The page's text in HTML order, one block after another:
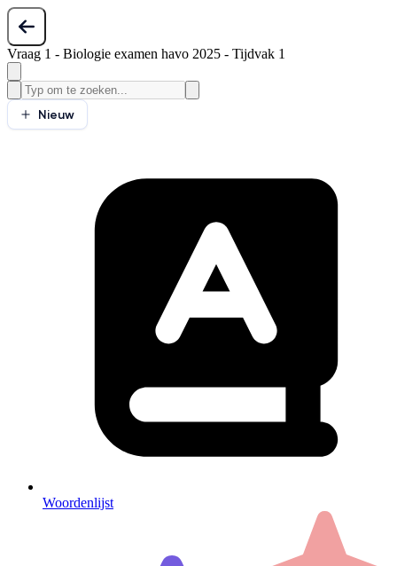
Vraag 1 - Biologie examen havo 2025 - Tijdvak 1
Nieuw
Woordenlijst